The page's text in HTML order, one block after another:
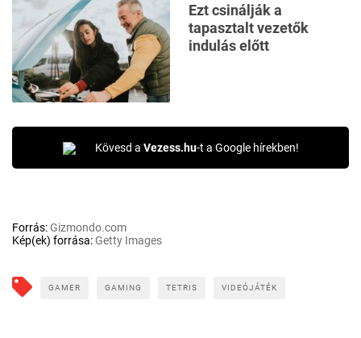
Ezt csinálják a
tapasztalt vezetők
indulás előtt
Kövesd a Vezess.hu-t a Google hírekben!
Forrás:Gizmondo.com
Kép(ek) forrása:Getty Images
GAMER GAMING TETRIS VIDEÓJÁTÉK